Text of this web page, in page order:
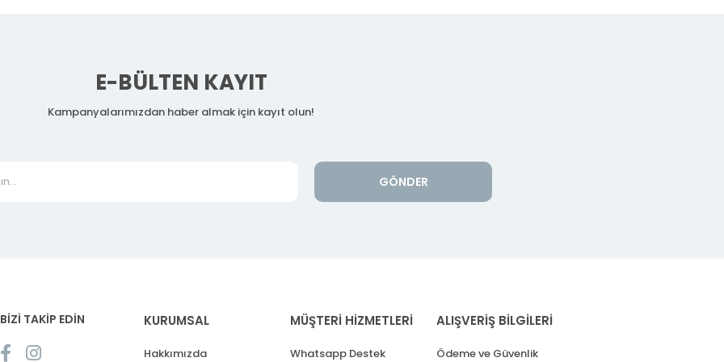
E-BÜLTEN KAYIT
Kampanyalarımızdan haber almak için kayıt olun!
GÖNDER
BİZİ TAKİP EDİN KURUMSAL
Hakkımızda
MÜŞTERİ HİZMETLERİ
Whatsapp Destek
ALIŞVERİŞ BİLGİLERİ
Ödeme ve Güvenlik